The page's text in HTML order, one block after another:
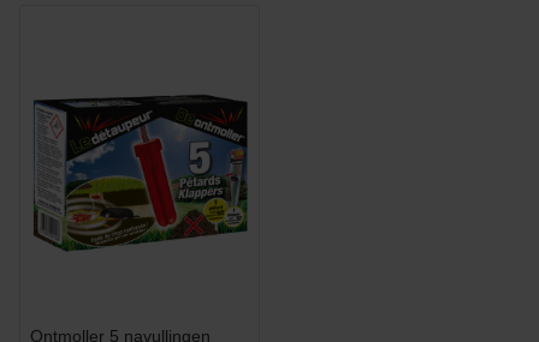
Ontmoller 5 navullingen